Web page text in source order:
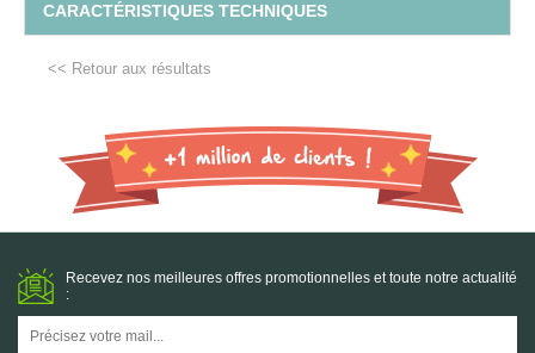
CARACTÉRISTIQUES TECHNIQUES
<< Retour aux résultats
Recevez nos meilleures offres promotionnelles et toute notre actualité
: